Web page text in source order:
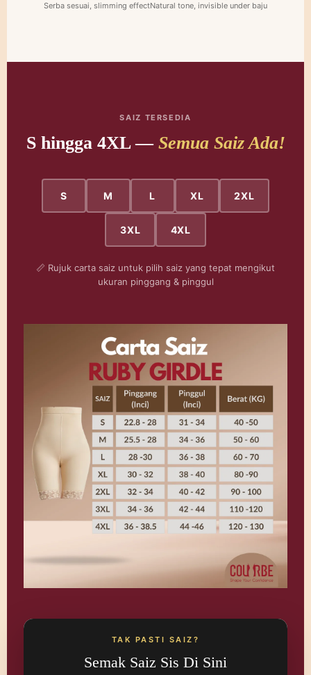
Serba sesuai, slimming effectNatural tone, invisible under baju
SAIZ TERSEDIA
S hingga 4XL — Semua Saiz Ada!
S M L XL 2XL
3XL 4XL
📏 Rujuk carta saiz untuk pilih saiz yang tepat mengikut
ukuran pinggang & pinggul
TAK PASTI SAIZ?
Semak Saiz Sis Di Sini